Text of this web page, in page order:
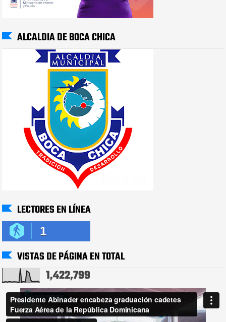
ALCALDIA DE BOCA CHICA
LECTORES EN LÍNEA
1
VISTAS DE PÁGINA EN TOTAL
1,422,799